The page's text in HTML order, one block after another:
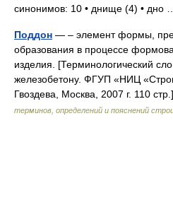
синонимов: 10 • днище (4) • дно
Поддон — – элемент формы,
образования в процессе
изделия. [Терминологический
железобетону. ФГУП «НИЦ
Гвоздева, Москва, 2007 г. 110
терминов, определений и пояснений